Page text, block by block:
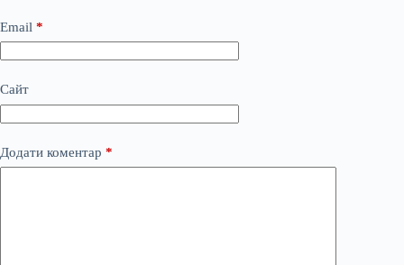
Email *
Сайт
Додати коментар *